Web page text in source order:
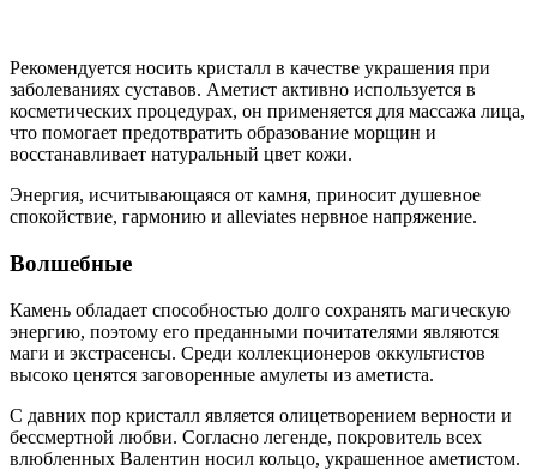
Рекомендуется носить кристалл в качестве украшения при
заболеваниях суставов. Аметист активно используется в
косметических процедурах, он применяется для массажа лица,
что помогает предотвратить образование морщин и
восстанавливает натуральный цвет кожи.
Энергия, исчитывающаяся от камня, приносит душевное
спокойствие, гармонию и alleviates нервное напряжение.
Волшебные
Камень обладает способностью долго сохранять магическую
энергию, поэтому его преданными почитателями являются
маги и экстрасенсы. Среди коллекционеров оккультистов
высоко ценятся заговоренные амулеты из аметиста.
С давних пор кристалл является олицетворением верности и
бессмертной любви. Согласно легенде, покровитель всех
влюбленных Валентин носил кольцо, украшенное аметистом.